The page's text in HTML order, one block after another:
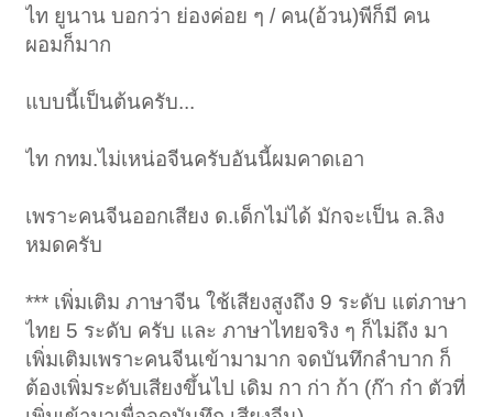
ไท ยูนาน บอกว่า ย่องค่อย ๆ / คน(อ้วน)พีก็มี คน
ผอมก็มาก
แบบนี้เป็นต้นครับ...
ไท กทม.ไม่เหน่อจีนครับอันนี้ผมคาดเอา
เพราะคนจีนออกเสียง ด.เด็กไม่ได้ มักจะเป็น ล.ลิง
หมดครับ
*** เพิ่มเติม ภาษาจีน ใช้เสียงสูงถึง 9 ระดับ แต่ภาษา
ไทย 5 ระดับ ครับ และ ภาษาไทยจริง ๆ ก็ไม่ถึง มา
เพิ่มเติมเพราะคนจีนเข้ามามาก จดบันทึกลำบาก ก็
ต้องเพิ่มระดับเสียงขึ้นไป เดิม กา ก่า ก้า (ก๊า ก๋า ตัวที่